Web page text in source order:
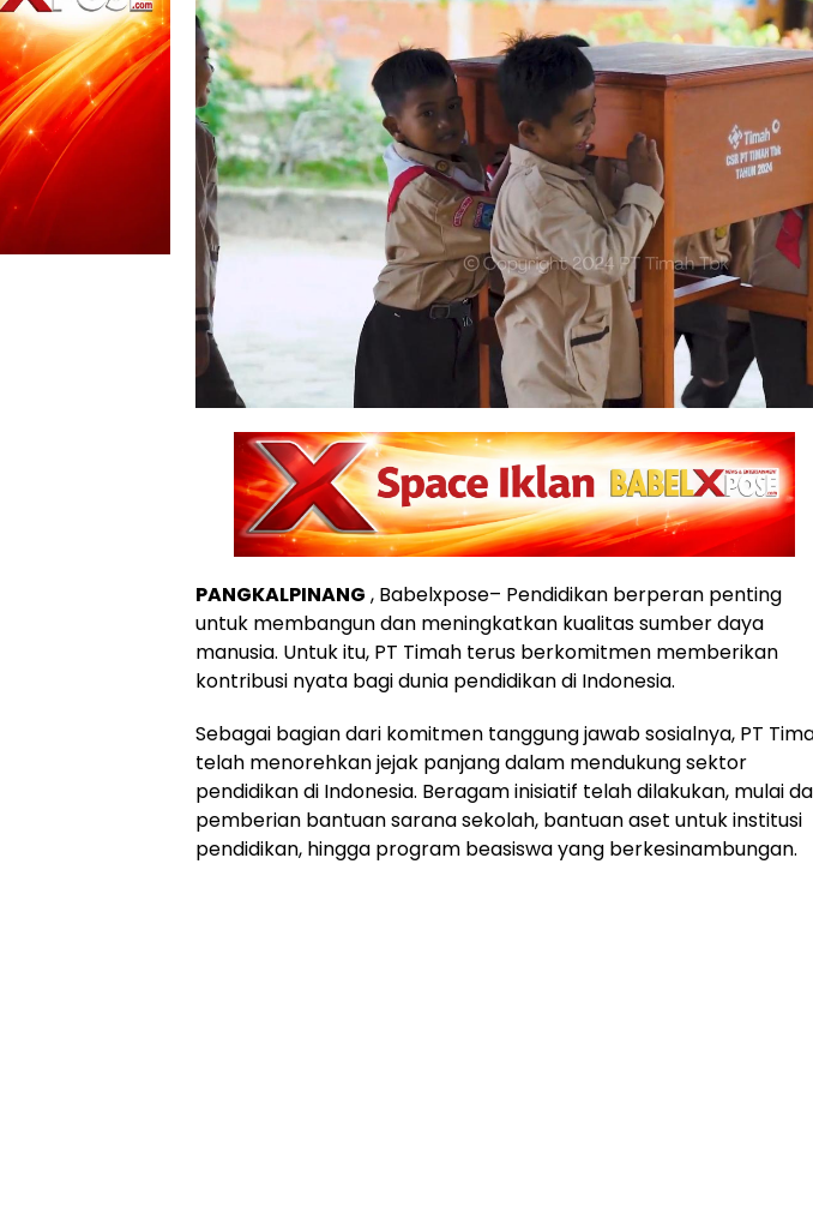
untuk membangun dan meningkatkan kualitas sumber daya
manusia. Untuk itu, PT Timah terus berkomitmen memberikan
kontribusi nyata bagi dunia pendidikan di Indonesia.
telah menorehkan jejak panjang dalam mendukung sektor
pendidikan di Indonesia. Beragam inisiatif telah dilakukan, mulai dari
pemberian bantuan sarana sekolah, bantuan aset untuk institusi
pendidikan, hingga program beasiswa yang berkesinambungan.